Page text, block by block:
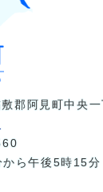
郡阿見町中央
ら午後5時15